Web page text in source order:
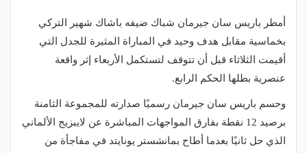
أمطر باريس سان جيرمان شباك ضيفه باشاك شهير التركي
بخماسية مقابل هدف وحيد في المباراة المثيرة للجدل التي
أقيمت الثلاثاء قبل أن تتوقف لتستكمل الأربعاء إثر واقعة
عنصرية بطلها الحكم الرابع.
وحسم باريس سان جيرمان رسميًا صدارته للمجموعة الثامنة
برصيد 12 نقطة بفارق المواجهات المباشرة عن لايبزيج الألماني
الذي حل ثانيًا بعدما أطاح بمانشستر يونايتد في مفاجأة من